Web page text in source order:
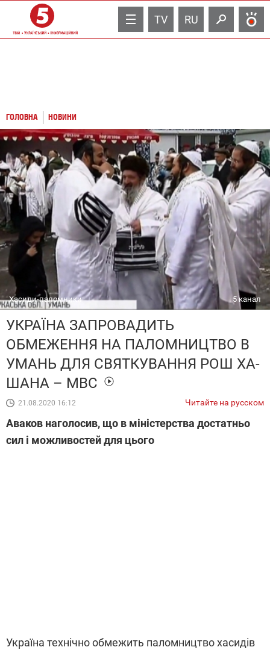
TV RU
ГОЛОВНА НОВИНИ
Хасиди-паломники 5 канал
УКРАЇНА ЗАПРОВАДИТЬ
ОБМЕЖЕННЯ НА ПАЛОМНИЦТВО В
УМАНЬ ДЛЯ СВЯТКУВАННЯ РОШ ХА-
ШАНА – МВС
21.08.2020 16:12 Читайте на русском
Аваков наголосив, що в міністерства достатньо
сил і можливостей для цього
Україна технічно обмежить паломництво хасидів